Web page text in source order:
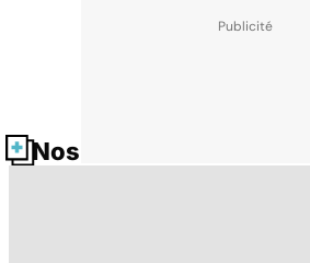
Nos fiches santé